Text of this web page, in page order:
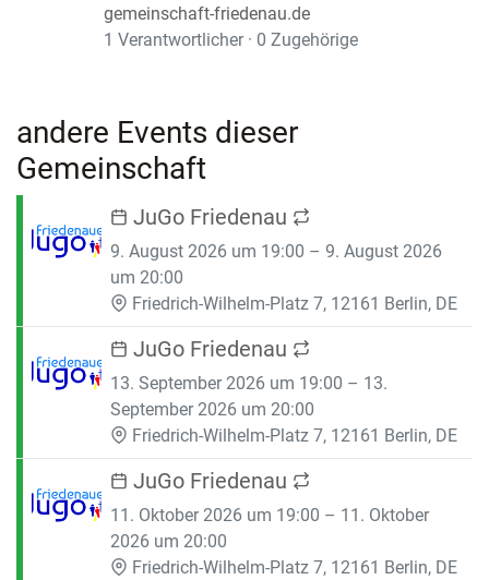
gemeinschaft-friedenau.de
1 Verantwortlicher · 0 Zugehörige
andere Events dieser
Gemeinschaft
JuGo Friedenau
9. August 2026 um 19:00 – 9. August 2026
um 20:00
Friedrich-Wilhelm-Platz 7, 12161 Berlin, DE
JuGo Friedenau
13. September 2026 um 19:00 – 13.
September 2026 um 20:00
Friedrich-Wilhelm-Platz 7, 12161 Berlin, DE
JuGo Friedenau
11. Oktober 2026 um 19:00 – 11. Oktober
2026 um 20:00
Friedrich-Wilhelm-Platz 7, 12161 Berlin, DE